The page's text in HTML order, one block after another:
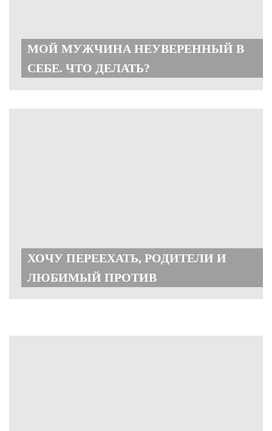
МОЙ МУЖЧИНА НЕУВЕРЕННЫЙ В
СЕБЕ. ЧТО ДЕЛАТЬ?
ХОЧУ ПЕРЕЕХАТЬ, РОДИТЕЛИ И
ЛЮБИМЫЙ ПРОТИВ